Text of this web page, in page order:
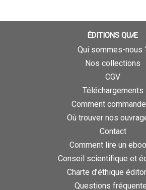
ÉDITIONS QUÆ
Qui sommes-nous
Nos collections
CGV
Téléchargements
Comment
Où trouver nos
Contact
Comment lire un
Conseil scientifique et
Charte d’éthique
Questions